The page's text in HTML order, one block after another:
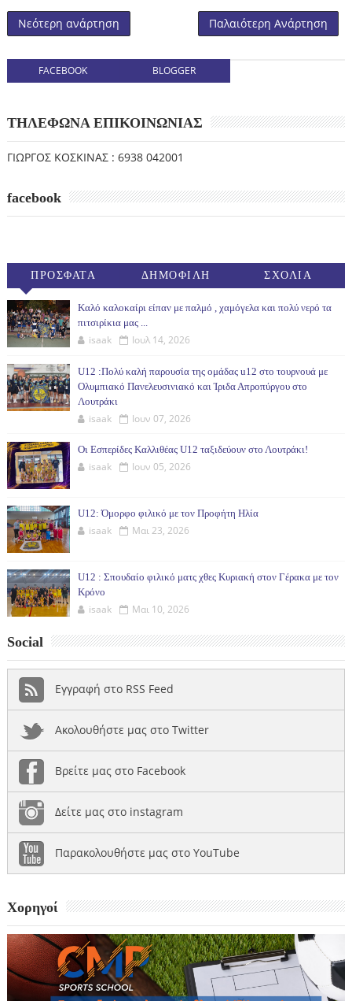
Νεότερη ανάρτηση Παλαιότερη Ανάρτηση
FACEBOOK BLOGGER
ΤΗΛΕΦΩΝΑ ΕΠΙΚΟΙΝΩΝΙΑΣ
ΓΙΩΡΓΟΣ ΚΟΣΚΙΝΑΣ : 6938 042001
facebook
ΠΡΟΣΦΑΤΑ ΔΗΜΟΦΙΛΗ ΣΧΟΛΙΑ
Καλό καλοκαίρι είπαν με παλμό , χαμόγελα και πολύ νερό τα
πιτσιρίκια μας ...
isaak Ιουλ 14, 2026
U12 :Πολύ καλή παρουσία της ομάδας u12 στο τουρνουά με
Ολυμπιακό Πανελευσινιακό και Ίριδα Απροπύργου στο
Λουτράκι
isaak Ιουν 07, 2026
Οι Εσπερίδες Καλλιθέας U12 ταξιδεύουν στο Λουτράκι!
isaak Ιουν 05, 2026
U12: Όμορφο φιλικό με τον Προφήτη Ηλία
isaak Μαι 23, 2026
U12 : Σπουδαίο φιλικό ματς χθες Κυριακή στον Γέρακα με τον
Κρόνο
isaak Μαι 10, 2026
Social
Εγγραφή στο RSS Feed
Ακολουθήστε μας στο Twitter
Βρείτε μας στο Facebook
Δείτε μας στο instagram
Παρακολουθήστε μας στο YouTube
Χορηγοί